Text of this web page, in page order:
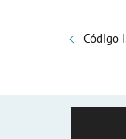
Código